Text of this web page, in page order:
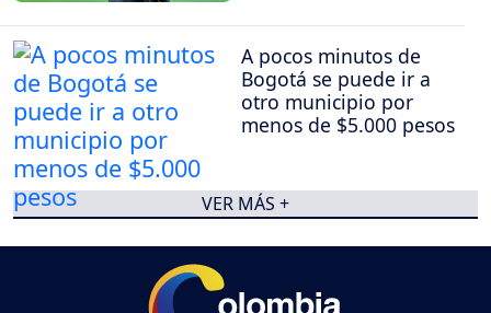
A pocos minutos de
Bogotá se puede ir a
otro municipio por
menos de $5.000 pesos
VER MÁS +